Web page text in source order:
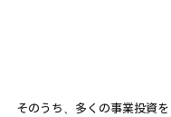
そのうち、多くの事業投資